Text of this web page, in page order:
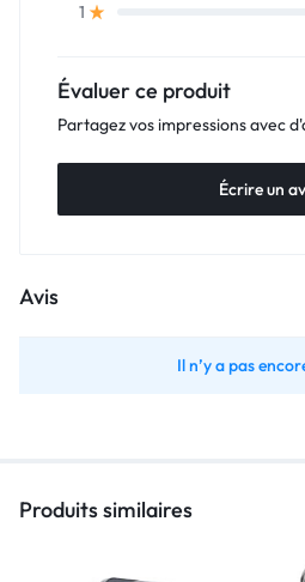
1
Évaluer ce produit
Partagez vos impressions avec
Écrire un
Avis
Il n’y a pas
Produits similaires